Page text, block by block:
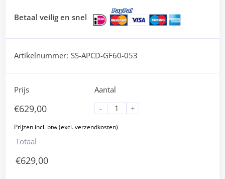
Betaal veilig en snel
Artikelnummer: SS-APCD-GF60-053
Prijs
€629,00
Aantal
-
+
Totaal
€629,00